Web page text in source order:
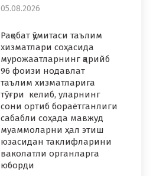
05.08.2026
Рақобат қўмитаси таълим
хизматлари соҳасида
мурожаатларнинг қарийб
96 фоизи нодавлат
таълим хизматларига
тўғри келиб, уларнинг
сони ортиб бораётганлиги
сабабли соҳада мавжуд
муаммоларни ҳал этиш
юзасидан таклифларини
ваколатли органларга
юборди